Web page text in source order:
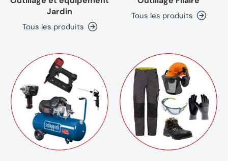
Jardin
Tous les produits
Tous les produits